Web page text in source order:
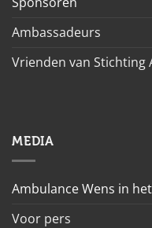
Ambassadeurs
Vrienden van Stichting
MEDIA
Ambulance Wens in
Voor pers